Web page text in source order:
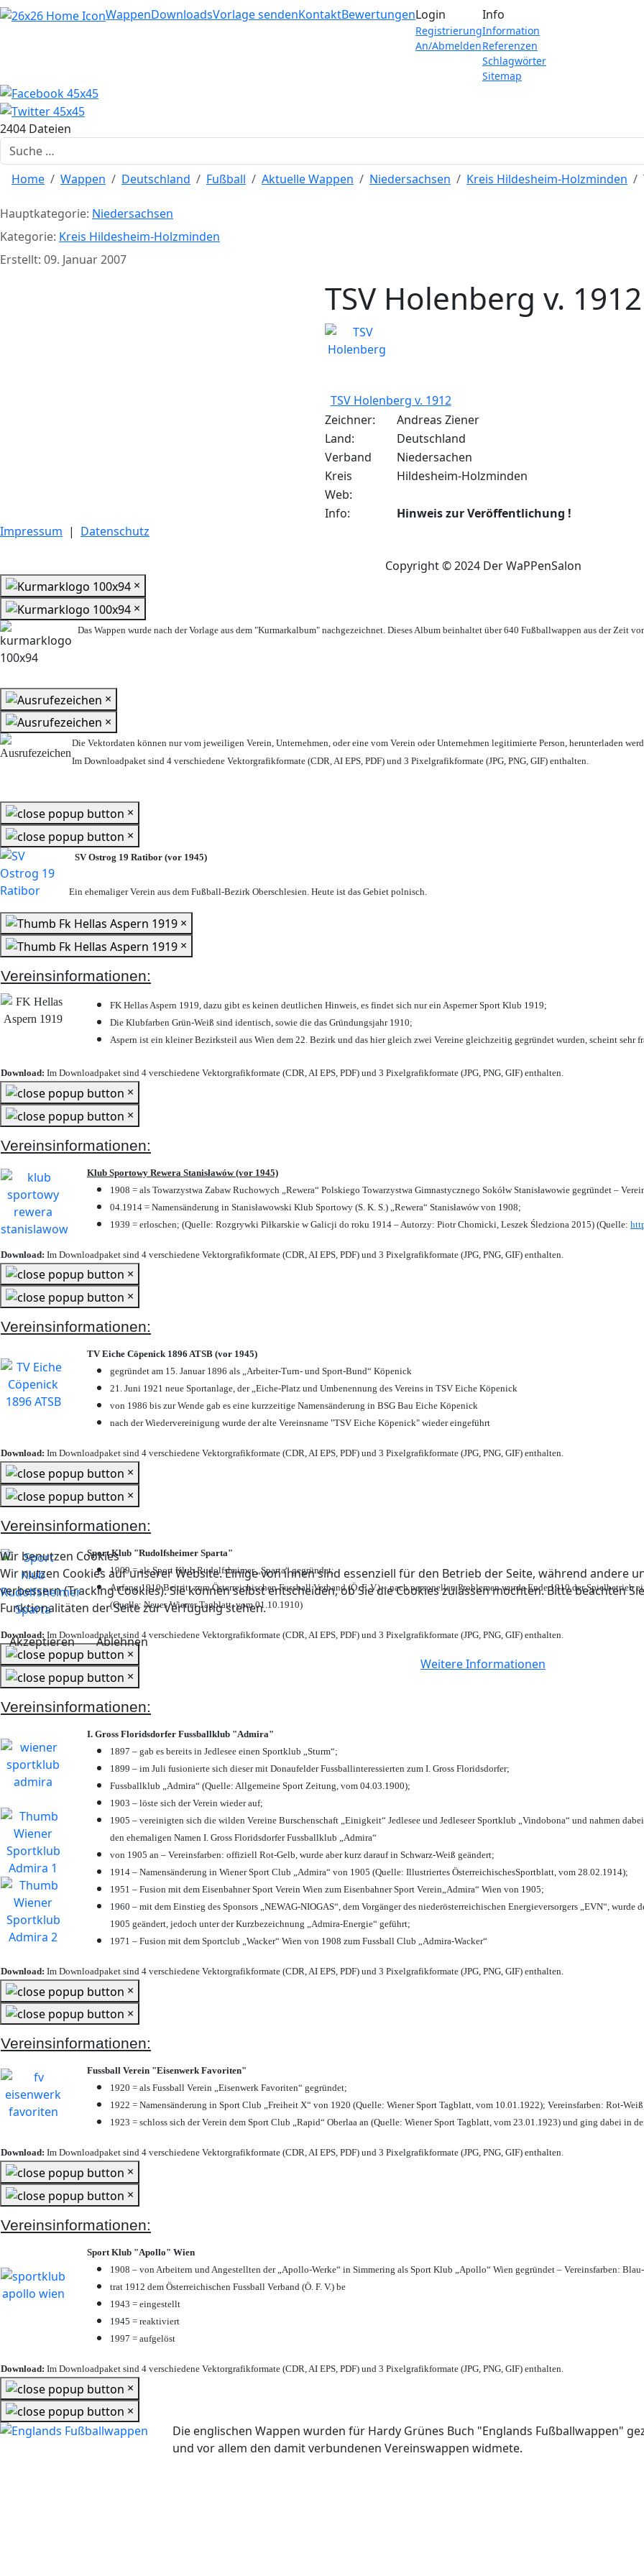
Home
WappenDownloadsVorlage sendenKontaktBewertungenLogin
Registrierung
An/Abmelden
Info
Information
Referenzen
Schlagwörter
Sitemap
2404 Dateien
Suchen
Home Wappen Deutschland Fußball Aktuelle Wappen Niedersachsen Kreis Hildesheim-Holzminden
Hauptkategorie: Niedersachsen
Kategorie: Kreis Hildesheim-Holzminden
Erstellt: 09. Januar 2007
TSV Holenberg v. 1912
TSV Holenberg v. 1912
Zeichner:
Andreas Ziener
Land:
Deutschland
Verband
Niedersachen
Kreis
Hildesheim-Holzminden
Web:
Info:
Hinweis zur Veröffentlichung !
Impressum | Datenschutz
Copyright © 2024 Der WaPPenSalon
Wir benutzen Cookies
Wir nutzen Cookies auf unserer Website. Einige von ihnen sind essenziell für den Betrieb der Seite, während andere
verbessern (Tracking Cookies). Sie können selbst entscheiden, ob Sie die Cookies zulassen möchten. Bitte beachten
Funktionalitäten der Seite zur Verfügung stehen.
Akzeptieren
Ablehnen
Weitere Informationen
×
×
Das Wappen wurde nach der Vorlage aus dem "Kurmarkalbum" nachgezeichnet. Dieses Album beinhaltet über 640 Fußballwappen aus der Zeit
×
×
Die Vektordaten können nur vom jeweiligen Verein, Unternehmen, oder eine vom Verein oder Unternehmen legitimierte Person, herunterladen
Im Downloadpaket sind 4 verschiedene Vektorgrafikformate (CDR, AI EPS, PDF) und 3 Pixelgrafikformate (JPG, PNG, GIF) enthalten.
×
×
SV Ostrog 19 Ratibor (vor 1945)
Ein ehemaliger Verein aus dem Fußball-Bezirk Oberschlesien. Heute ist das Gebiet polnisch.
×
×
Vereinsinformationen:
FK Hellas Aspern 1919, dazu gibt es keinen deutlichen Hinweis, es findet sich nur ein Asperner Sport Klub 1919;
Die Klubfarben Grün-Weiß sind identisch, sowie die das Gründungsjahr 1910;
Aspern ist ein kleiner Bezirksteil aus Wien dem 22. Bezirk und das hier gleich zwei Vereine gleichzeitig gegründet wurden, scheint sehr
Download: Im Downloadpaket sind 4 verschiedene Vektorgrafikformate (CDR, AI EPS, PDF) und 3 Pixelgrafikformate (JPG, PNG, GIF) enthalten.
×
×
Vereinsinformationen:
Klub Sportowy Rewera Stanisławów (vor 1945)
1908 = als Towarzystwa Zabaw Ruchowych „Rewera“ Polskiego Towarzystwa Gimnastycznego Sokółw Stanisławowie gegründet –
04.1914 = Namensänderung in Stanisławowski Klub Sportowy (S. K. S.) „Rewera“ Stanisławów von 1908;
1939 = erloschen; (Quelle: Rozgrywki Piłkarskie w Galicji do roku 1914 – Autorzy: Piotr Chomicki, Leszek Śledziona 2015) (Quelle:
Download: Im Downloadpaket sind 4 verschiedene Vektorgrafikformate (CDR, AI EPS, PDF) und 3 Pixelgrafikformate (JPG, PNG, GIF) enthalten.
×
×
Vereinsinformationen:
TV Eiche Cöpenick 1896 ATSB (vor 1945)
gegründet am 15. Januar 1896 als „Arbeiter-Turn- und Sport-Bund“ Köpenick
21. Juni 1921 neue Sportanlage, der „Eiche-Platz und Umbenennung des Vereins in TSV Eiche Köpenick
von 1986 bis zur Wende gab es eine kurzzeitige Namensänderung in BSG Bau Eiche Köpenick
nach der Wiedervereinigung wurde der alte Vereinsname "TSV Eiche Köpenick" wieder eingeführt
Download: Im Downloadpaket sind 4 verschiedene Vektorgrafikformate (CDR, AI EPS, PDF) und 3 Pixelgrafikformate (JPG, PNG, GIF) enthalten.
×
×
Vereinsinformationen:
Sport Klub "Rudolfsheimer Sparta"
1909 = als Sport Klub Rudolfsheimer „Sparta“ gegründet;
Anfang 1910 Beitritt zum Österreichischen Fussball Verband (Ö. F. V.) – nach personellen Problemen wurde Ende 1910 der
(Quelle: Neues Wiener Tagblatt, vom 01.10.1910)
Download: Im Downloadpaket sind 4 verschiedene Vektorgrafikformate (CDR, AI EPS, PDF) und 3 Pixelgrafikformate (JPG, PNG, GIF) enthalten.
×
×
Vereinsinformationen:
I. Gross Floridsdorfer Fussballklub "Admira"
1897 – gab es bereits in Jedlesee einen Sportklub „Sturm“;
1899 – im Juli fusionierte sich dieser mit Donaufelder Fussballinteressierten zum I. Gross Floridsdorfer;
Fussballklub „Admira“ (Quelle: Allgemeine Sport Zeitung, vom 04.03.1900);
1903 – löste sich der Verein wieder auf;
1905 – vereinigten sich die wilden Vereine Burschenschaft „Einigkeit“ Jedlesee und Jedleseer Sportklub „Vindobona“ und nahmen
den ehemaligen Namen I. Gross Floridsdorfer Fussballklub „Admira“
von 1905 an – Vereinsfarben: offiziell Rot-Gelb, wurde aber kurz darauf in Schwarz-Weiß geändert;
1914 – Namensänderung in Wiener Sport Club „Admira“ von 1905 (Quelle: Illustriertes ÖsterreichischesSportblatt, vom 28.02.1914);
1951 – Fusion mit dem Eisenbahner Sport Verein Wien zum Eisenbahner Sport Verein„Admira“ Wien von 1905;
1960 – mit dem Einstieg des Sponsors „NEWAG-NIOGAS“, dem Vorgänger des niederösterreichischen Energieversorgers „EVN“,
1905 geändert, jedoch unter der Kurzbezeichnung „Admira-Energie“ geführt;
1971 – Fusion mit dem Sportclub „Wacker“ Wien von 1908 zum Fussball Club „Admira-Wacker“
Download: Im Downloadpaket sind 4 verschiedene Vektorgrafikformate (CDR, AI EPS, PDF) und 3 Pixelgrafikformate (JPG, PNG, GIF) enthalten.
×
×
Vereinsinformationen:
Fussball Verein "Eisenwerk Favoriten"
1920 = als Fussball Verein „Eisenwerk Favoriten“ gegründet;
1922 = Namensänderung in Sport Club „Freiheit X“ von 1920 (Quelle: Wiener Sport Tagblatt, vom 10.01.1922); Vereinsfarben: Rot-
1923 = schloss sich der Verein dem Sport Club „Rapid“ Oberlaa an (Quelle: Wiener Sport Tagblatt, vom 23.01.1923) und ging dabei in
Download: Im Downloadpaket sind 4 verschiedene Vektorgrafikformate (CDR, AI EPS, PDF) und 3 Pixelgrafikformate (JPG, PNG, GIF) enthalten.
×
×
Vereinsinformationen:
Sport Klub "Apollo" Wien
1908 – von Arbeitern und Angestellten der „Apollo-Werke“ in Simmering als Sport Klub „Apollo“ Wien gegründet – Vereinsfarben:
trat 1912 dem Österreichischen Fussball Verband (Ö. F. V.) be
1943 = eingestellt
1945 = reaktiviert
1997 = aufgelöst
Download: Im Downloadpaket sind 4 verschiedene Vektorgrafikformate (CDR, AI EPS, PDF) und 3 Pixelgrafikformate (JPG, PNG, GIF) enthalten.
×
×
Die englischen Wappen wurden für Hardy Grünes Buch "Englands Fußballwappen"
und vor allem den damit verbundenen Vereinswappen widmete.